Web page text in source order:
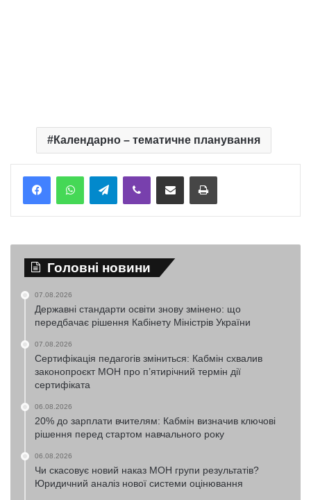
Календарно – тематичне планування
TelegramViber Надіслати електронною поштоюНадрукувати
Головні новини
07.08.2026
Державні стандарти освіти знову змінено: що
передбачає рішення Кабінету Міністрів України
07.08.2026
Сертифікація педагогів зміниться: Кабмін схвалив
законопроєкт МОН про п’ятирічний термін дії
сертифіката
06.08.2026
20% до зарплати вчителям: Кабмін визначив ключові
рішення перед стартом навчального року
06.08.2026
Чи скасовує новий наказ МОН групи результатів?
Юридичний аналіз нової системи оцінювання